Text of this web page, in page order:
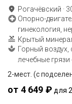
Рогачёвский ·
Опорно-
гинекология,
Крытый
Горный
лечебные
2-мест. (с
от 4 649 ₽ для